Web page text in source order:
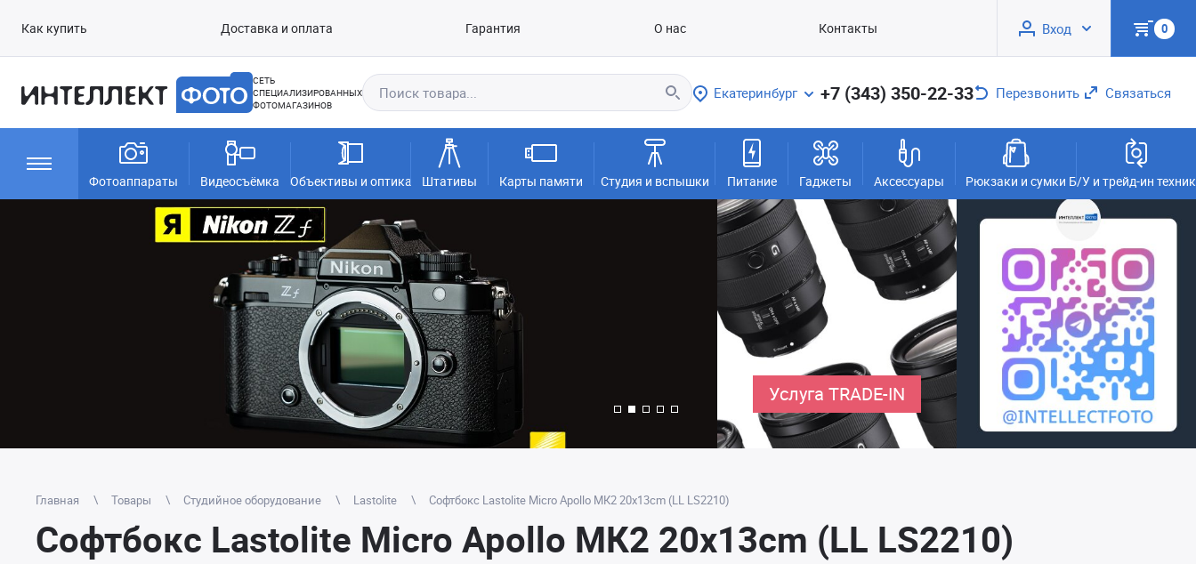
Как купить Доставка и оплата Гарантия О нас Контакты Вход 0
СЕТЬ
СПЕЦИАЛИЗИРОВАННЫХ
ФОТОМАГАЗИНОВ
Екатеринбург +7 (343) 350-22-33 Перезвонить Связаться
Фотоаппараты Видеосъёмка Объективы и оптика Штативы Карты памяти Студия и вспышки Питание Гаджеты Аксессуары Рюкзаки и сумки Б/У и трейд-ин
Услуга TRADE-IN
Главная Товары Студийное оборудование Lastolite Софтбокс Lastolite Micro Apollo МК2 20x13cm (LL LS2210)
Софтбокс Lastolite Micro Apollo МК2 20x13cm (LL LS2210)